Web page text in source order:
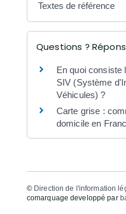
Textes de référence
Questions ?
En quoi consiste
SIV (Système
Véhicules) ?
Carte grise :
domicile en
© Direction de l'information
comarquage developpé par